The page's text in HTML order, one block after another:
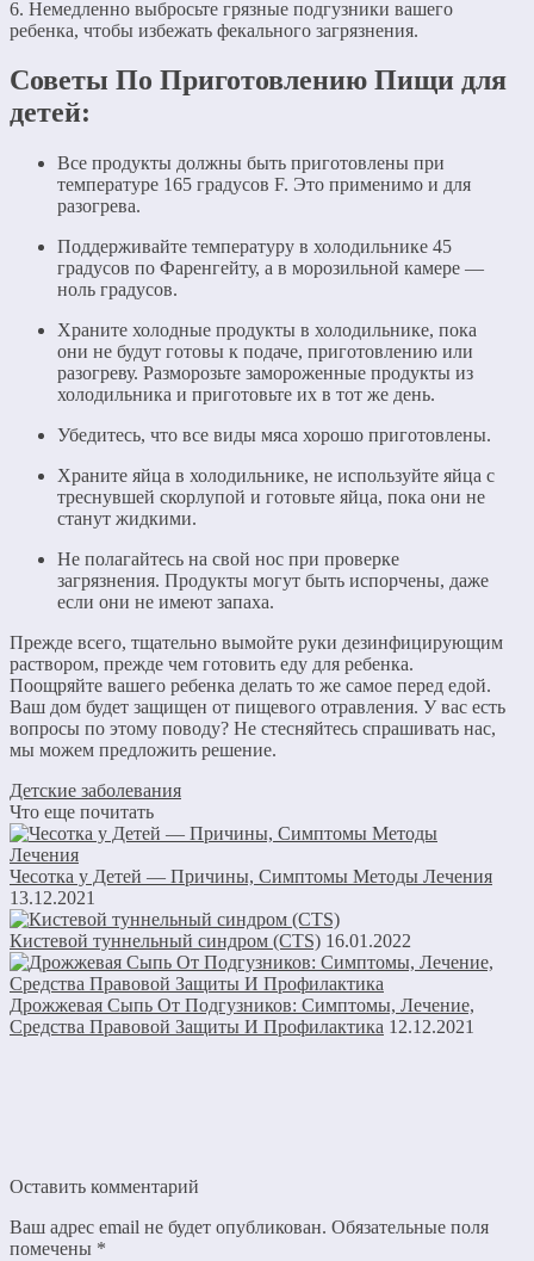
6. Немедленно выбросьте грязные подгузники вашего
ребенка, чтобы избежать фекального загрязнения.
Советы По Приготовлению Пищи для
детей:
Все продукты должны быть приготовлены при
температуре 165 градусов F. Это применимо и для
разогрева.
Поддерживайте температуру в холодильнике 45
градусов по Фаренгейту, а в морозильной камере —
ноль градусов.
Храните холодные продукты в холодильнике, пока
они не будут готовы к подаче, приготовлению или
разогреву. Разморозьте замороженные продукты из
холодильника и приготовьте их в тот же день.
Убедитесь, что все виды мяса хорошо приготовлены.
Храните яйца в холодильнике, не используйте яйца с
треснувшей скорлупой и готовьте яйца, пока они не
станут жидкими.
Не полагайтесь на свой нос при проверке
загрязнения. Продукты могут быть испорчены, даже
если они не имеют запаха.
Прежде всего, тщательно вымойте руки дезинфицирующим
раствором, прежде чем готовить еду для ребенка.
Поощряйте вашего ребенка делать то же самое перед едой.
Ваш дом будет защищен от пищевого отравления. У вас есть
вопросы по этому поводу? Не стесняйтесь спрашивать нас,
мы можем предложить решение.
Детские заболевания
Что еще почитать
Чесотка у Детей — Причины, Симптомы Методы Лечения
13.12.2021
Кистевой туннельный синдром (CTS) 16.01.2022
Дрожжевая Сыпь От Подгузников: Симптомы, Лечение,
Средства Правовой Защиты И Профилактика 12.12.2021
Оставить комментарий
Ваш адрес email не будет опубликован. Обязательные поля
помечены *